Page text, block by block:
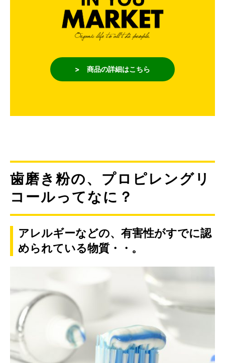
> 商品の詳細はこちら
歯磨き粉の、プロピレングリ
コールってなに？
アレルギーなどの、有害性がすでに認
められている物質・・。